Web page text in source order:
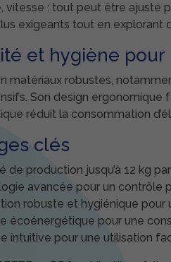
vitesse : tout peut être ajusté
exigeants tout en explorant
et hygiène
matériaux robustes,
Son design ergonomique
réduit la consommation
clés
de production jusqu’à 12 kg
avancée pour un contrôle
robuste et hygiénique pour
écoénergétique pour une
intuitive pour une utilisation